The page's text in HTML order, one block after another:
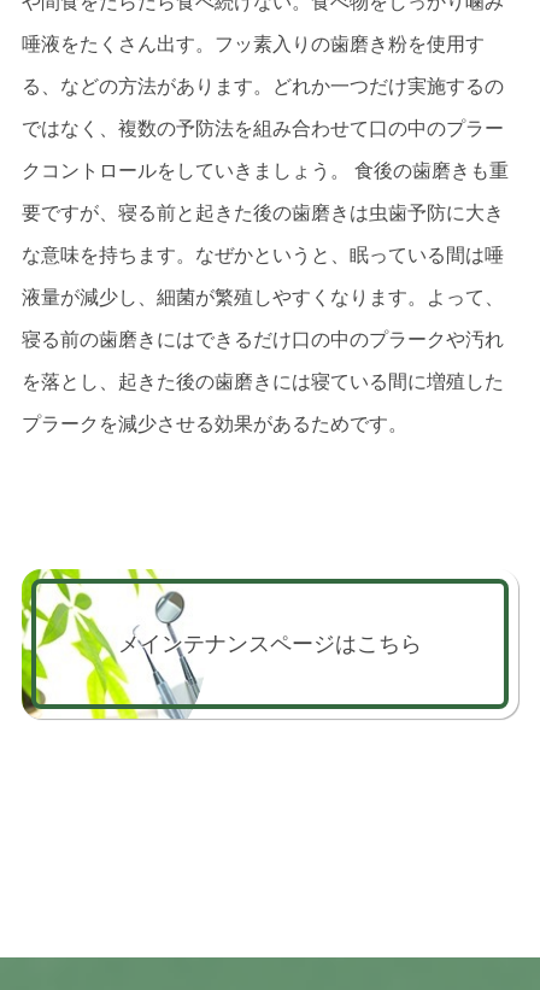
唾液をたくさん出す。フッ素入りの歯磨き粉を使用す
る、などの方法があります。どれか一つだけ実施するの
ではなく、複数の予防法を組み合わせて口の中のプラー
クコントロールをしていきましょう。 食後の歯磨きも重
要ですが、寝る前と起きた後の歯磨きは虫歯予防に大き
な意味を持ちます。なぜかというと、眠っている間は唾
液量が減少し、細菌が繁殖しやすくなります。よって、
寝る前の歯磨きにはできるだけ口の中のプラークや汚れ
を落とし、起きた後の歯磨きには寝ている間に増殖した
プラークを減少させる効果があるためです。
メインテナンスページはこちら